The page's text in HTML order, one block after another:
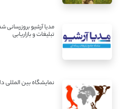
مدیا آرشیو بروزرسانی
تبلیغات و بازاریابی
نمایشگاه بین المللی